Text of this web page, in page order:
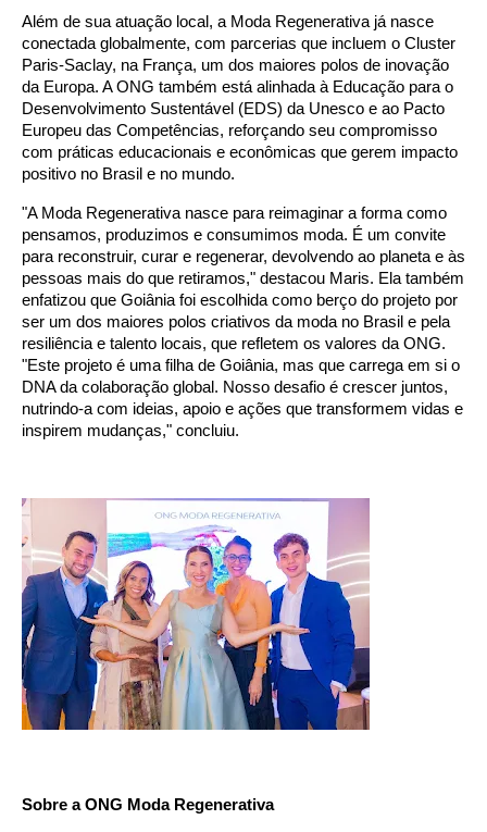
Além de sua atuação local, a Moda Regenerativa já nasce
conectada globalmente, com parcerias que incluem o Cluster
Paris-Saclay, na França, um dos maiores polos de inovação
da Europa. A ONG também está alinhada à Educação para o
Desenvolvimento Sustentável (EDS) da Unesco e ao Pacto
Europeu das Competências, reforçando seu compromisso
com práticas educacionais e econômicas que gerem impacto
positivo no Brasil e no mundo.
"A Moda Regenerativa nasce para reimaginar a forma como
pensamos, produzimos e consumimos moda. É um convite
para reconstruir, curar e regenerar, devolvendo ao planeta e às
pessoas mais do que retiramos," destacou Maris. Ela também
enfatizou que Goiânia foi escolhida como berço do projeto por
ser um dos maiores polos criativos da moda no Brasil e pela
resiliência e talento locais, que refletem os valores da ONG.
"Este projeto é uma filha de Goiânia, mas que carrega em si o
DNA da colaboração global. Nosso desafio é crescer juntos,
nutrindo-a com ideias, apoio e ações que transformem vidas e
inspirem mudanças," concluiu.
Sobre a ONG Moda Regenerativa